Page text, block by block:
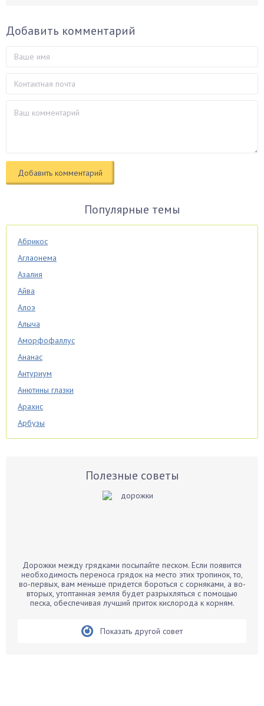
Добавить комментарий
Популярные темы
Абрикос
Аглаонема
Азалия
Айва
Алоэ
Алыча
Аморфофаллус
Ананас
Антуриум
Анютины глазки
Арахис
Арбузы
Аспарагус
Бархатцы
Бегония
Белые грибы
Полезные советы
Дорожки между грядками посыпайте песком. Если появится
необходимость переноса грядок на место этих тропинок, то,
во-первых, вам меньше придется бороться с сорняками, а во-
вторых, утоптанная земля будет разрыхляться с помощью
песка, обеспечивая лучший приток кислорода к корням.
Показать другой совет